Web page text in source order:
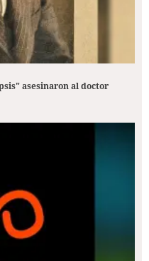
asesinaron al doctor